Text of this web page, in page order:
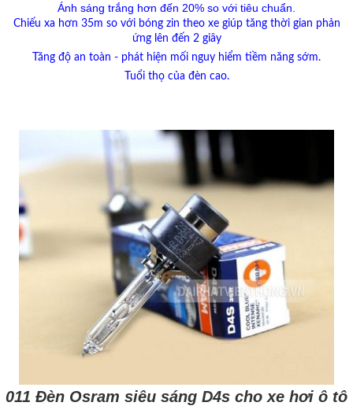
Ánh sáng trắng hơn đến 20% so với tiêu chuẩn.
Chiếu xa hơn 35m so với bóng zin theo xe giúp tăng thời gian phản
ứng lên đến 2 giây
Tăng độ an toàn - phát hiện mối nguy hiểm tiềm năng sớm.
Tuổi thọ của đèn cao.
011 Đèn Osram siêu sáng D4s cho xe hơi ô tô